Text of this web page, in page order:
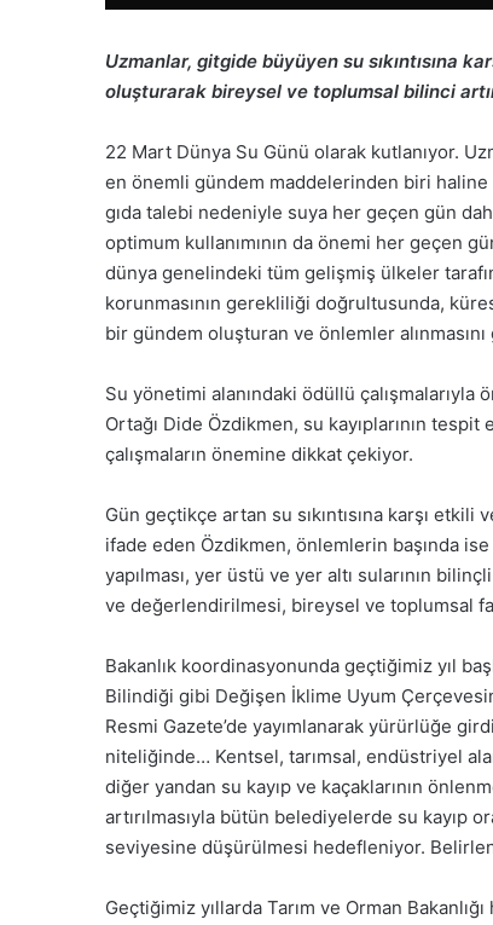
Uzmanlar, gitgide büyüyen su sıkıntısına
oluşturarak bireysel ve toplumsal bilinci
22 Mart Dünya Su Günü olarak kutlanıyor.
en önemli gündem maddelerinden biri haline
gıda talebi nedeniyle suya her geçen gün
optimum kullanımının da önemi her geçen
dünya genelindeki tüm gelişmiş ülkeler
korunmasının gerekliliği doğrultusunda,
bir gündem oluşturan ve önlemler
Su yönetimi alanındaki ödüllü
Ortağı Dide Özdikmen, su kayıplarının tespit
çalışmaların önemine dikkat çekiyor.
Gün geçtikçe artan su sıkıntısına karşı
ifade eden Özdikmen, önlemlerin başında
yapılması, yer üstü ve yer altı sularının
ve değerlendirilmesi, bireysel ve toplumsal
Bakanlık koordinasyonunda geçtiğimiz yıl
Bilindiği gibi Değişen İklime Uyum
Resmi Gazete’de yayımlanarak yürürlüğe
niteliğinde… Kentsel, tarımsal, endüstriyel
diğer yandan su kayıp ve kaçaklarının
artırılmasıyla bütün belediyelerde su kayıp
seviyesine düşürülmesi hedefleniyor.
Geçtiğimiz yıllarda Tarım ve Orman